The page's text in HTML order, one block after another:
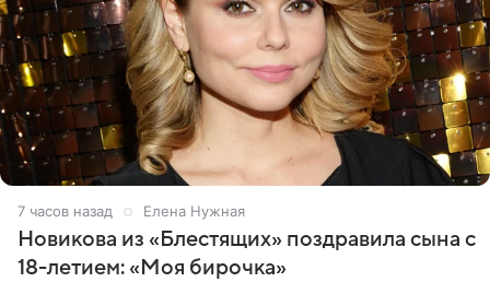
7 часов назад Елена Нужная
Новикова из «Блестящих» поздравила сына с
18-летием: «Моя бирочка»